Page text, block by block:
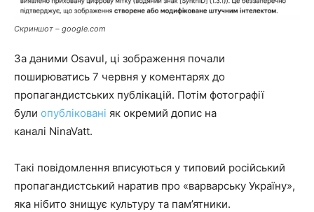
Скриншот – google.com
За даними Osavul, ці зображення почали
поширюватись 7 червня у коментарях до
пропагандистських публікацій. Потім фотографії
були опубліковані як окремий допис на
каналі NinaVatt.
Такі повідомлення вписуються у типовий російський
пропагандистський наратив про «варварську Україну»,
яка нібито знищує культуру та пам’ятники.